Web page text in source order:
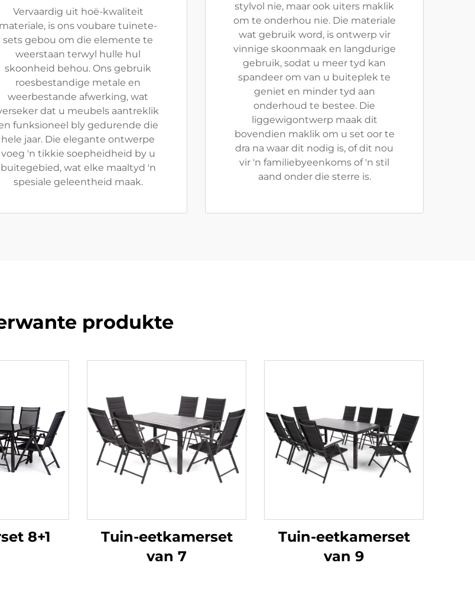
Vervaardig uit hoë-kwaliteit
materiale, is ons voubare tuinete-
sets gebou om die elemente te
weerstaan terwyl hulle hul
skoonheid behou. Ons gebruik
roesbestandige metale en
weerbestande afwerking, wat
dat u meubels aantreklik
funksioneel bly gedurende die
hele jaar. Die elegante ontwerpe
voeg 'n tikkie soepheidheid by u
buitegebied, wat elke maaltyd 'n
spesiale geleentheid maak.
stylvol nie, maar ook uiters maklik
om te onderhou nie. Die materiale
wat gebruik word, is ontwerp vir
vinnige skoonmaak en langdurige
gebruik, sodat u meer tyd kan
spandeer om van u buiteplek te
geniet en minder tyd aan
onderhoud te bestee. Die
liggewigontwerp maak dit
bovendien maklik om u set oor te
dra na waar dit nodig is, of dit nou
vir 'n familiebyeenkoms of 'n stil
aand onder die sterre is.
produkte
8+1
Tuin-eetkamerset
van 7
Tuin-eetkamerset
van 9